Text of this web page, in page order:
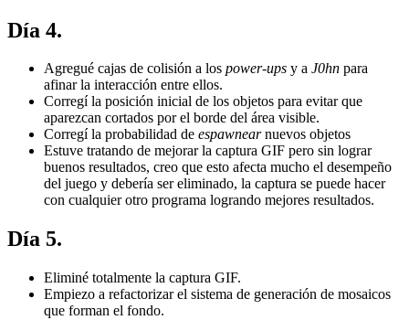
Día 4.
Agregué cajas de colisión a los power-ups y a J0hn para
afinar la interacción entre ellos.
Corregí la posición inicial de los objetos para evitar que
aparezcan cortados por el borde del área visible.
Corregí la probabilidad de espawnearnuevos objetos
Estuve tratando de mejorar la captura GIF pero sin lograr
buenos resultados, creo que esto afecta mucho el desempeño
del juego y debería ser eliminado, la captura se puede hacer
con cualquier otro programa logrando mejores resultados.
Día 5.
Eliminé totalmente la captura GIF.
Empiezo a refactorizar el sistema de generación de mosaicos
que forman el fondo.